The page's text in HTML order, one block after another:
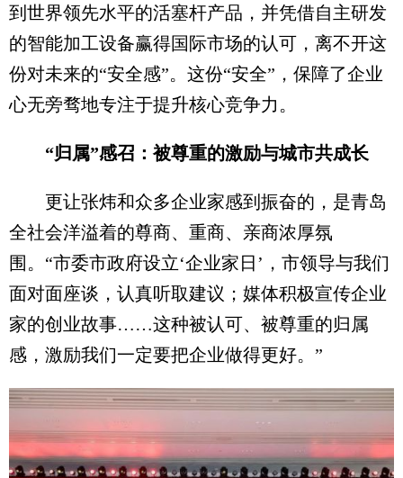
到世界领先水平的活塞杆产品，并凭借自主研发
的智能加工设备赢得国际市场的认可，离不开这
份对未来的“安全感”。这份“安全”，保障了企业
心无旁骛地专注于提升核心竞争力。
“归属”感召：被尊重的激励与城市共成长
更让张炜和众多企业家感到振奋的，是青岛
全社会洋溢着的尊商、重商、亲商浓厚氛
围。“市委市政府设立‘企业家日’，市领导与我们
面对面座谈，认真听取建议；媒体积极宣传企业
家的创业故事……这种被认可、被尊重的归属
感，激励我们一定要把企业做得更好。”